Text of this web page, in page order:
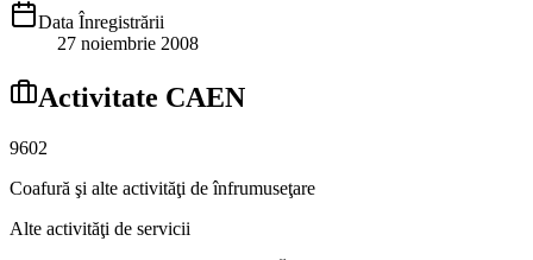
Data Înregistrării
27 noiembrie 2008
Activitate CAEN
9602
Coafură şi alte activităţi de înfrumuseţare
Alte activităţi de servicii